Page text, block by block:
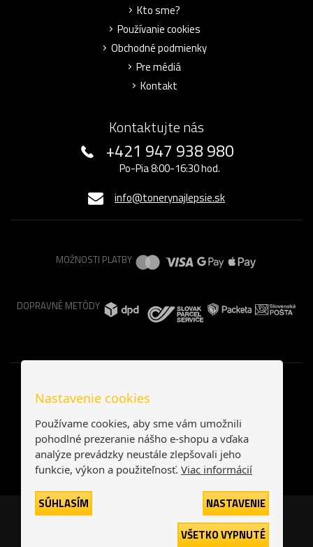
Kto sme?
Používanie cookies
Obchodné podmienky
Pre médiá
Kontakt
Kontaktujte nás
+421 947 938 980
Po-Pia 8:00-16:30 hod.
info@tonerynajlepsie.sk
MOŽNOSTI PLATBY
DOPRAVNÉ METÓDY
Slovensko
Nastavenie cookies
Používame cookies, aby sme vám umožnili
pohodlné prezeranie nášho e-shopu a vďaka
analýze prevádzky neustále zlepšovali jeho
funkcie, výkon a použiteľnosť. Viac informácií
SÚHLASÍM
NASTAVENIE
VŠETKO VYPNUTÉ